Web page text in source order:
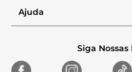
Ajuda
Siga Nossas